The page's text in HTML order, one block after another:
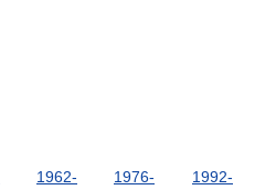
1962-
1976-
1992-